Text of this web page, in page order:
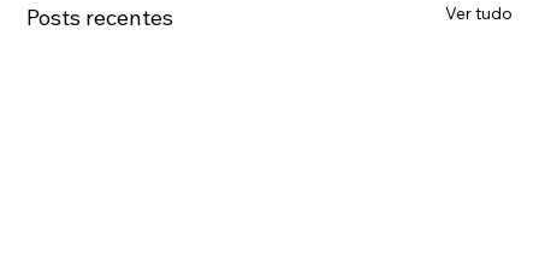
Posts recentes Ver tudo